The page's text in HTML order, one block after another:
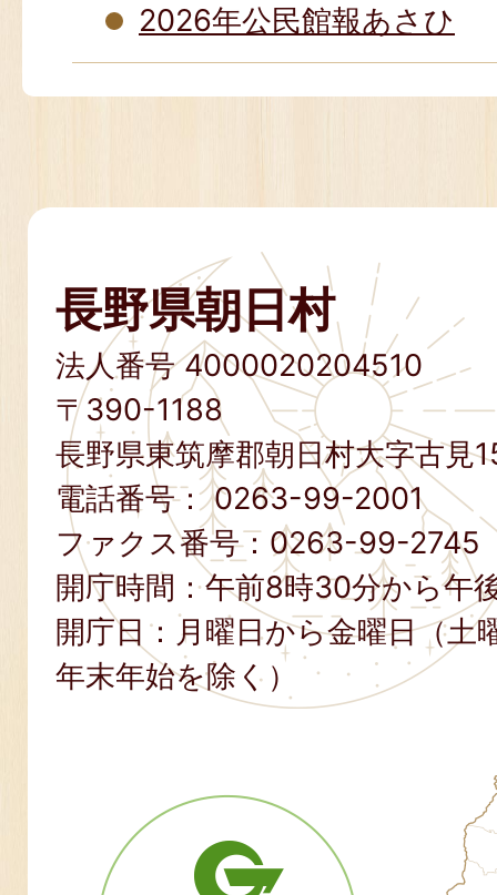
2026年公民館報あさひ
長野県朝日村
法人番号 4000020204510
〒390-1188
長野県東筑摩郡朝日村大字古見
電話番号：0263-99-2001
ファクス番号： 0263-99-2745
開庁時間：午前8時30分から午
開庁日：月曜日から金曜日（土
年末年始を除く）